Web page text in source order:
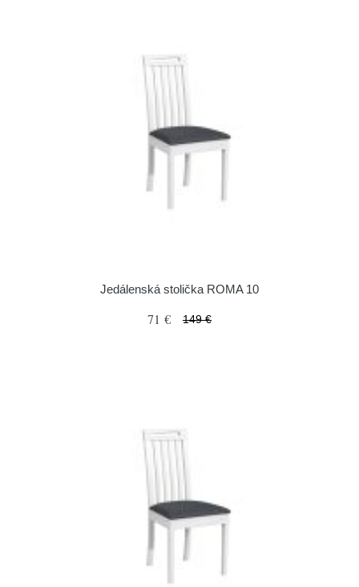
Jedálenská stolička ROMA 10
71 € 149 €